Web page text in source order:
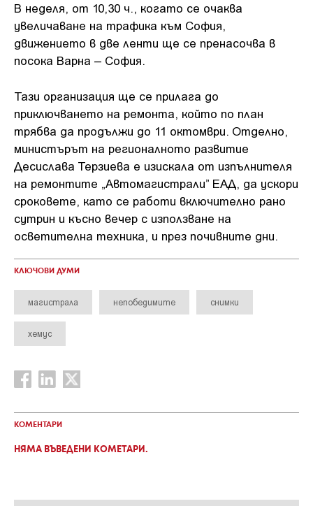
В неделя, от 10,30 ч., когато се очаква
увеличаване на трафика към София,
движението в две ленти ще се пренасочва в
посока Варна – София.
Тази организация ще се прилага до
приключването на ремонта, който по план
трябва да продължи до 11 октомври. Отделно,
министърът на регионалното развитие
Десислава Терзиева е изискала от изпълнителя
на ремонтите „Автомагистрали” ЕАД, да ускори
сроковете, като се работи включително рано
сутрин и късно вечер с използване на
осветителна техника, и през почивните дни.
КЛЮЧОВИ ДУМИ
магистрала непобедимите снимки
хемус
КОМЕНТАРИ
НЯМА ВЪВЕДЕНИ КОМЕТАРИ.